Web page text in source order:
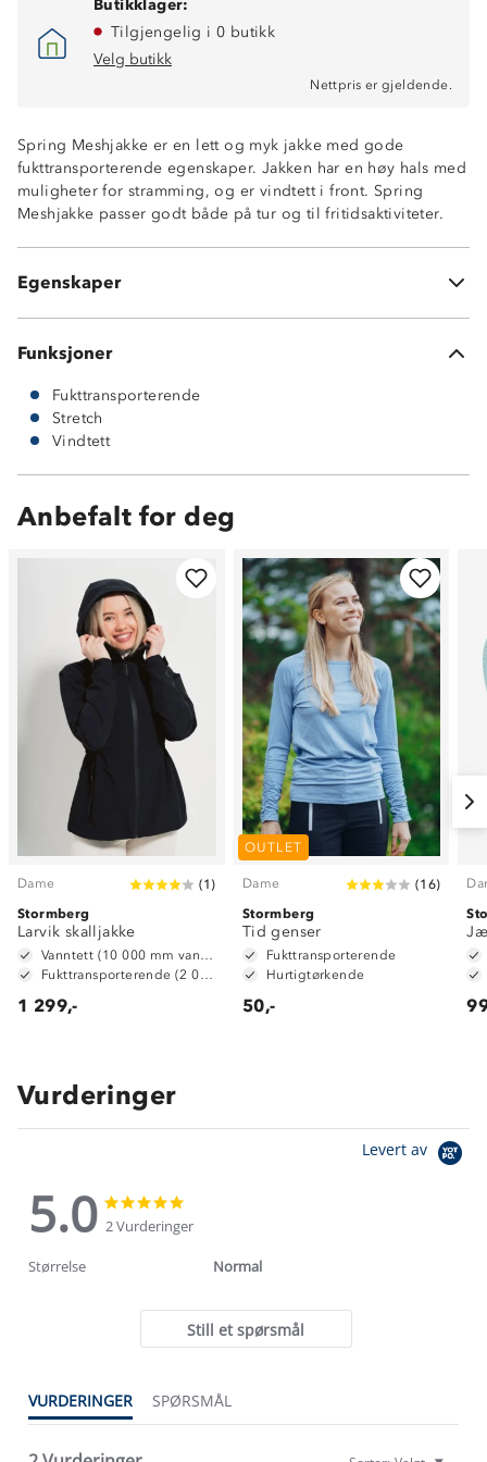
Butikklager:
Tilgjengelig i 0 butikk
Velg butikk
Nettpris er gjeldende.
Spring Meshjakke er en lett og myk jakke med gode
fukttransporterende egenskaper. Jakken har en høy hals med
muligheter for stramming, og er vindtett i front. Spring
Meshjakke passer godt både på tur og til fritidsaktiviteter.
Egenskaper
Jakken er vindtett foran
To glidelåslommer i side sømmene
Stormklaff på baksiden av glidelås
Luftig og transporterende mesh kvalitet langs ermer
SquareTech Light™
Funksjoner
Fukttransporterende
Stretch
Vindtett
Anbefalt for deg
Dame (1 )
Stormberg
Larvik skalljakke
1 299,-
OUTLET
Dame (16)
Stormberg
Tid genser
Fukttransporterende
Hurtigtørkende
50,-
Vurderinger
Levert av
5.0
5.0
star
rating
star
2 Vurderinger
Størrelse Normal
Still et spørsmål
VURDERINGER SPØRSMÅL